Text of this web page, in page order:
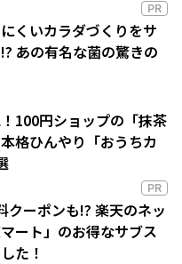
PR
くいカラダづくりをサ
あの有名な菌の驚きの
100円ショップの「抹茶
格ひんやり「おうちカ
PR
クーポンも!? 楽天のネッ
ート」のお得なサブス
た！